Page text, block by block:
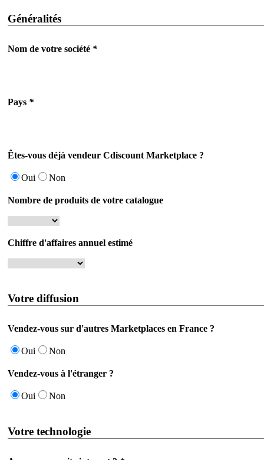
Généralités
Nom de votre société *
Pays *
Êtes-vous déjà vendeur Cdiscount Marketplace ?
Oui Non
Nombre de produits de votre catalogue
Chiffre d'affaires annuel estimé
Votre diffusion
Vendez-vous sur d'autres Marketplaces en France ?
Oui Non
Vendez-vous à l'étranger ?
Oui Non
Votre technologie